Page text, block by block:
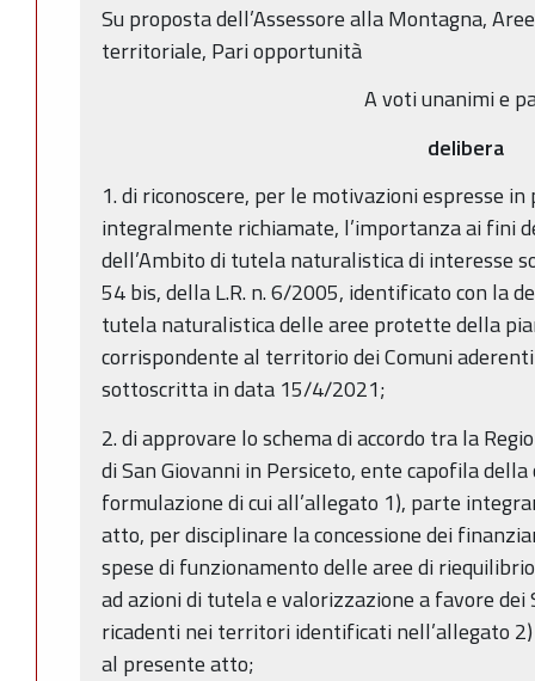
Su proposta dell’Assessore alla Montagna,
territoriale, Pari opportunità
A voti unanimi e
delibera
1. di riconoscere, per le motivazioni espresse
integralmente richiamate, l’importanza ai fini
dell’Ambito di tutela naturalistica di interesse
54 bis, della L.R. n. 6/2005, identificato con la
tutela naturalistica delle aree protette della
corrispondente al territorio dei Comuni aderenti
sottoscritta in data 15/4/2021;
2. di approvare lo schema di accordo tra la
di San Giovanni in Persiceto, ente capofila della
formulazione di cui all’allegato 1), parte
atto, per disciplinare la concessione dei
spese di funzionamento delle aree di
ad azioni di tutela e valorizzazione a favore
ricadenti nei territori identificati nell’allegato
al presente atto;